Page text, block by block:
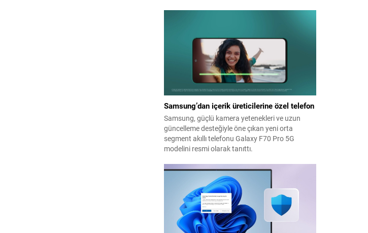
Samsung’dan içerik üreticilerine özel telefon
Samsung, güçlü kamera yetenekleri ve uzun
güncelleme desteğiyle öne çıkan yeni orta
segment akıllı telefonu Galaxy F70 Pro 5G
modelini resmi olarak tanıttı.